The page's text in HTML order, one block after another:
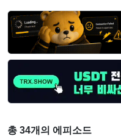
총 34개의 에피소드